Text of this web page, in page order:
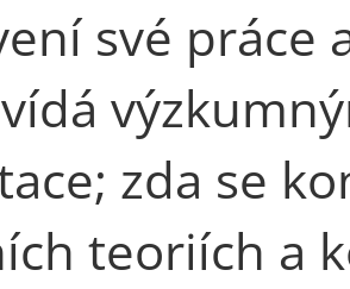
své práce
zda se
teoriích a